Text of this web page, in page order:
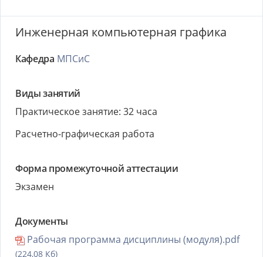
Инженерная компьютерная графика
Кафедра МПСиС
Виды занятий
Практическое занятие: 32 часа
Расчетно-графическая работа
Форма промежуточной аттестации
Экзамен
Документы
Рабочая программа дисциплины (модуля).pdf
(224,08 Кб)